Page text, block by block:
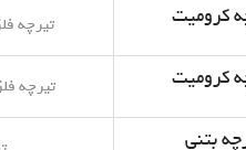
کرومیت تیرچه فلزی
کرومیت تیرچه فلزی
بتنی